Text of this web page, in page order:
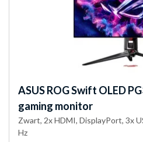
ASUSROG Swift OLED
gaming monitor
Zwart, 2x HDMI, DisplayPort, 3x
Hz